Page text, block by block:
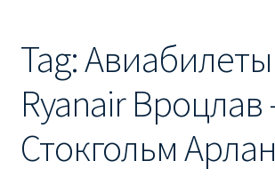
RYANAIR ИЗ РИГИ
Ryanair из Стокгольма
RYANAIR ИЗ ТАЛЛИНА
Tag:Авиабилеты
Ryanair Вроцлав
Стокгольм